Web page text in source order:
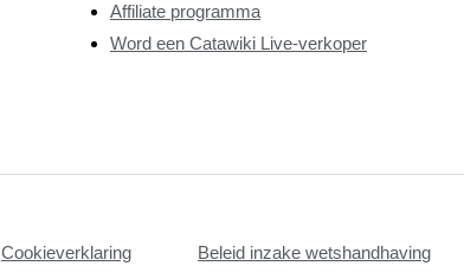
Affiliate programma
Word een Catawiki Live-verkoper
Cookieverklaring Beleid inzake wetshandhaving